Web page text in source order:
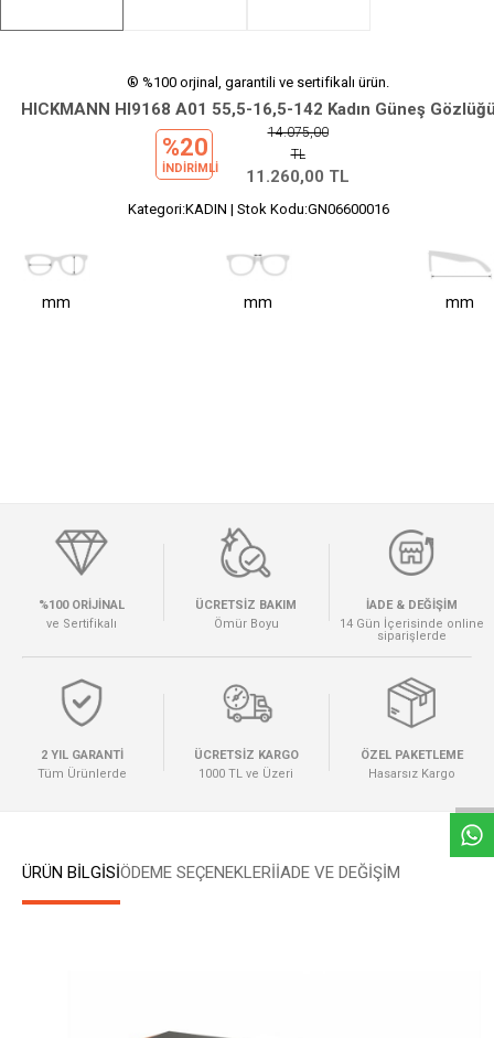
WhatsappDeseHatt
® %100 orjinal, garantili ve sertifikalı ürün.
HICKMANN HI9168 A01 55,5-16,5-142 Kadın Güneş
%20
INDIRIMLI
14.075,00
TL
11.260,00 TL
Kategori:KADIN | Stok Kodu:GN06600016
mm mm mm
%100 ORİJİNAL
ve Sertifikalı
ÜCRETSİZ BAKIM
Ömür Boyu
İADE & DEĞİŞİM
14 Gün İçerisinde online
siparişlerde
2 YIL GARANTİ
Tüm Ürünlerde
ÜCRETSİZ KARGO
1000 TL ve Üzeri
ÖZEL PAKETLEME
Hasarsız Kargo
ÜRÜN BİLGİSİÖDEME SEÇENEKLERIİADE VE DEĞİŞİM